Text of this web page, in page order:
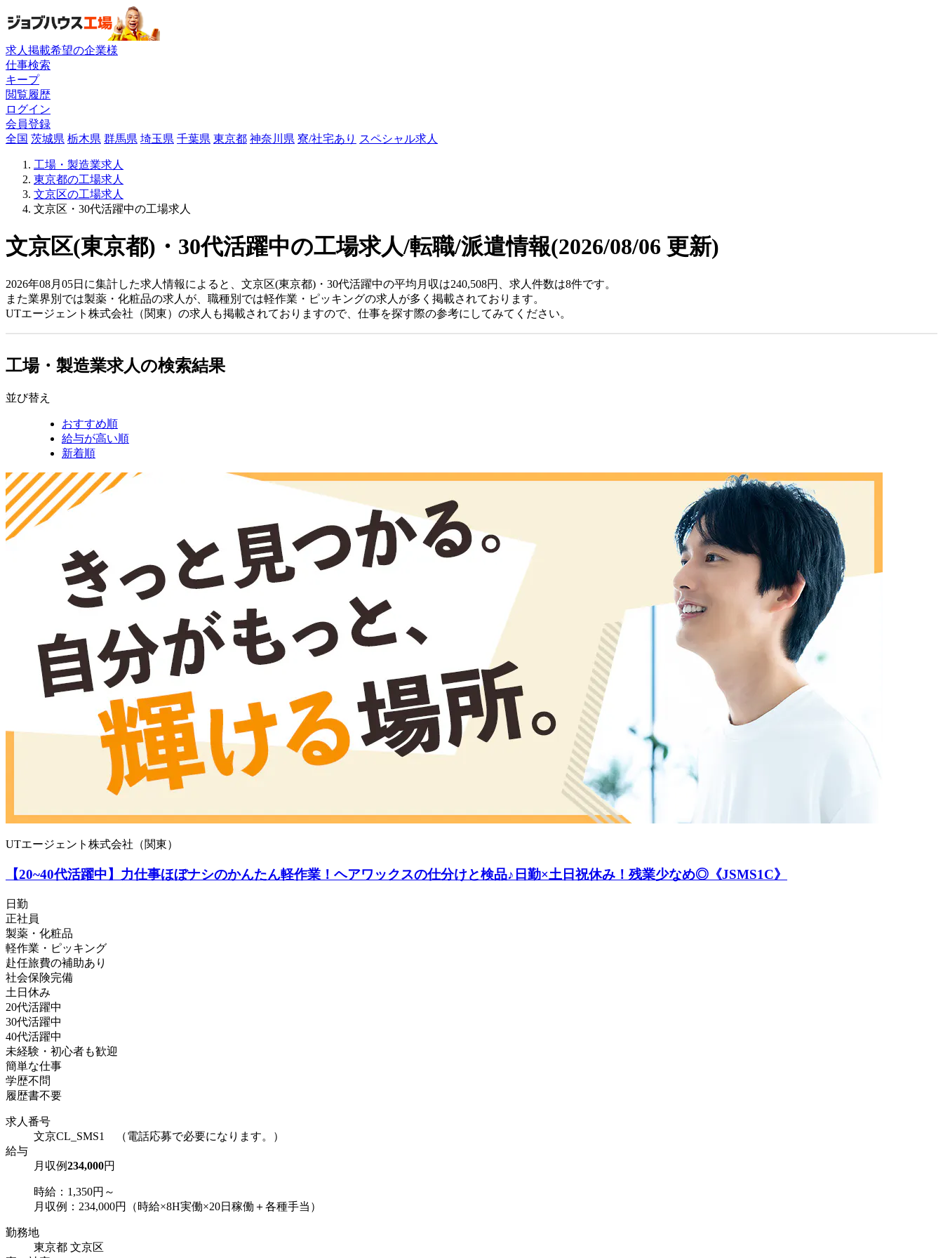
求人掲載希望の企業様
仕事検索
キープ
閲覧履歴
ログイン
会員登録
全国 茨城県 栃木県 群馬県 埼玉県 千葉県 東京都 神奈川県 寮/社宅あり スペシャル求人
工場・製造業求人
東京都の工場求人
文京区の工場求人
文京区・30代活躍中の工場求人
文京区(東京都)・30代活躍中の工場求人/転職/派遣情報(2026/08/06 更新)
2026年08月05日に集計した求人情報によると、文京区(東京都)・30代活躍中の平均月収は240,508円、求人件数は8件です。
また業界別では製薬・化粧品の求人が、職種別では軽作業・ピッキングの求人が多く掲載されております。
UTエージェント株式会社（関東）の求人も掲載されておりますので、仕事を探す際の参考にしてみてください。
工場・製造業求人の検索結果
並び替え
おすすめ順
給与が高い順
新着順
UTエージェント株式会社（関東）
【20~40代活躍中】力仕事ほぼナシのかんたん軽作業！ヘアワックスの仕分けと検品♪日勤×土日祝休み！残業少なめ◎《JSMS1C》
日勤
正社員
製薬・化粧品
軽作業・ピッキング
赴任旅費の補助あり
社会保険完備
土日休み
20代活躍中
30代活躍中
40代活躍中
未経験・初心者も歓迎
簡単な仕事
学歴不問
履歴書不要
求人番号
文京CL_SMS1 （電話応募で必要になります。）
給与
月収例234,000円
時給：1,350円～
月収例：234,000円（時給×8H実働×20日稼働＋各種手当）
勤務地
東京都 文京区